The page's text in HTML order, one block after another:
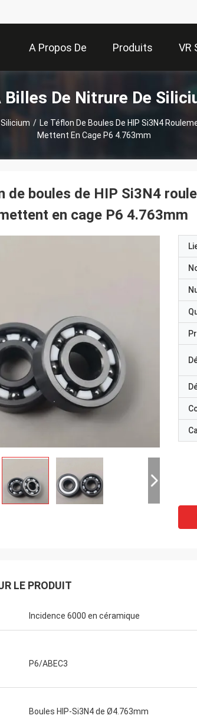
A Propos De
Nous
Produits VR
Billes De Nitrure De
/ Le Téflon De Boules De HIP Si3N4
Mettent En Cage P6 4.763mm
en céramique sont de
de boules de HIP Si3N4
en cage P6 4.763mm
LE PRODUIT
Incidence 6000 en céramique
P6/ABEC3
Boules HIP-Si3N4 de Ø4.763mm